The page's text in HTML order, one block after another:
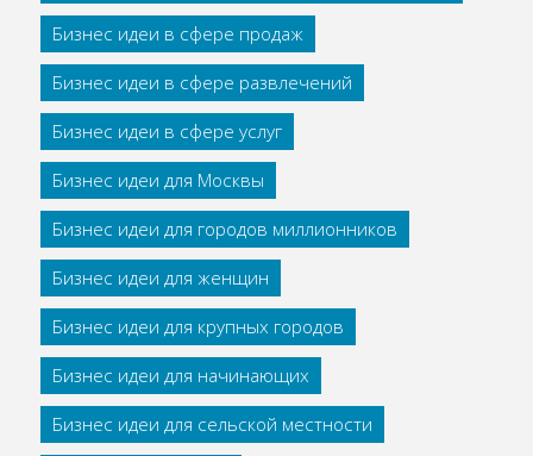
Бизнес идеи в сфере продаж
Бизнес идеи в сфере развлечений
Бизнес идеи в сфере услуг
Бизнес идеи для Москвы
Бизнес идеи для городов миллионников
Бизнес идеи для женщин
Бизнес идеи для крупных городов
Бизнес идеи для начинающих
Бизнес идеи для сельской местности